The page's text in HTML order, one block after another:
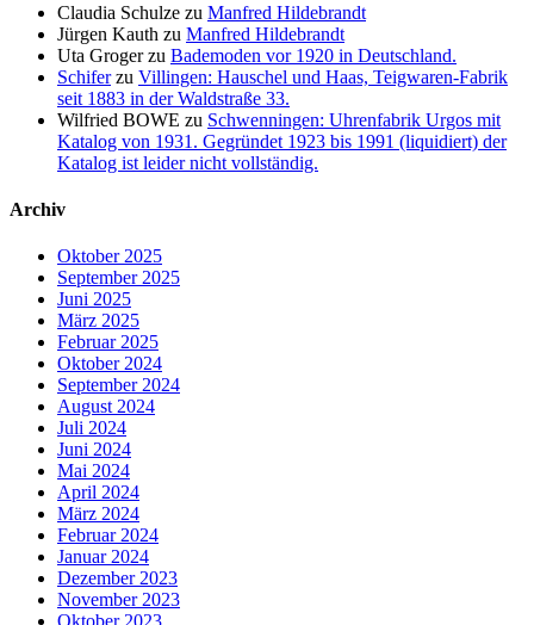
Claudia Schulze zu Manfred Hildebrandt
Jürgen Kauth zu Manfred Hildebrandt
Uta Grogerzu Bademoden vor 1920 in Deutschland.
Schiferzu Villingen: Hauschel und Haas, Teigwaren-Fabrik
seit 1883 in der Waldstraße 33.
Wilfried BOWE zu Schwenningen: Uhrenfabrik Urgos mit
Katalog von 1931. Gegründet 1923 bis 1991 (liquidiert) der
Katalog ist leider nicht vollständig.
Archiv
Oktober 2025
September 2025
Juni 2025
März 2025
Februar 2025
Oktober 2024
September 2024
August 2024
Juli 2024
Juni 2024
Mai 2024
April 2024
März 2024
Februar 2024
Januar 2024
Dezember 2023
November 2023